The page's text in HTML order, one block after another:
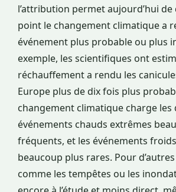
l’attribution permet aujourd’hui de
point le changement climatique a
événement plus probable ou plus
exemple, les scientifiques ont
réchauffement a rendu les
Europe plus de dix fois plus
changement climatique charge les
événements chauds extrêmes
fréquents, et les événements
beaucoup plus rares. Pour
comme les tempêtes ou les